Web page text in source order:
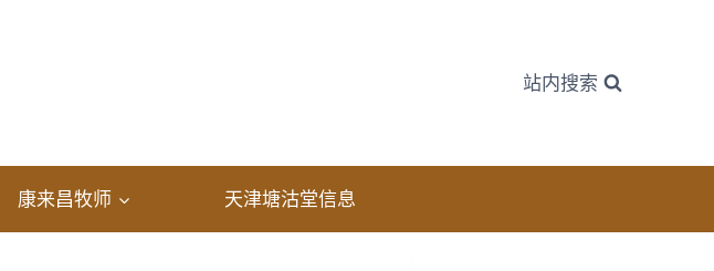
站内搜索
康来昌牧师 天津塘沽堂信息